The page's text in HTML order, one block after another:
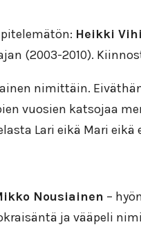
Heikki
(2003-2010).
nimittäin.
vuosien katsojaa
Lari eikä Mari
Nousiainen –
ja vääpeli